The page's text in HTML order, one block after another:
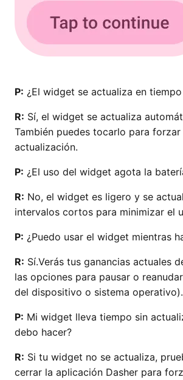
P: ¿El widget se actualiza en
R: Sí, el widget se actualiza
También puedes tocarlo para forzar
actualización.
P: ¿El uso del widget agota la
R: No, el widget es ligero y se
intervalos cortos para minimizar el
P: ¿Puedo usar el widget mientras
R: Sí.Verás tus ganancias actuales
las opciones para pausar o
del dispositivo o sistema operativo).
P: Mi widget lleva tiempo sin
debo hacer?
R: Si tu widget no se actualiza,
cerrar la aplicación Dasher para